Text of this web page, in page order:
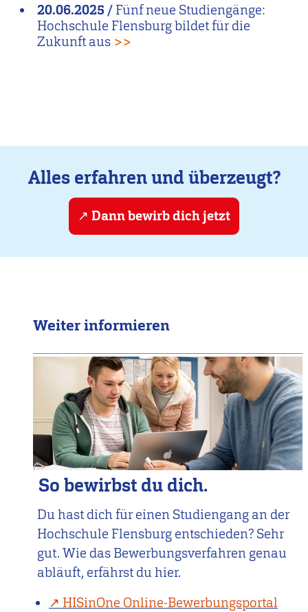
20.06.2025 / Fünf neue Studiengänge:
Hochschule Flensburg bildet für die
Zukunft aus >>
Alles erfahren und überzeugt?
Dann bewirb dich jetzt
Weiter informieren
So bewirbst du dich.
Du hast dich für einen Studiengang an der
Hochschule Flensburg entschieden? Sehr
gut. Wie das Bewerbungsverfahren genau
abläuft, erfährst du hier.
HISinOne Online-Bewerbungsportal